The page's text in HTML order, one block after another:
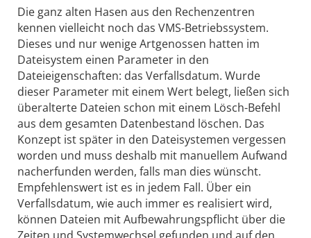
Die ganz alten Hasen aus den Rechenzentren
kennen vielleicht noch das VMS-Betriebssystem.
Dieses und nur wenige Artgenossen hatten im
Dateisystem einen Parameter in den
Dateieigenschaften: das Verfallsdatum. Wurde
dieser Parameter mit einem Wert belegt, ließen sich
überalterte Dateien schon mit einem Lösch-Befehl
aus dem gesamten Datenbestand löschen. Das
Konzept ist später in den Dateisystemen vergessen
worden und muss deshalb mit manuellem Aufwand
nacherfunden werden, falls man dies wünscht.
Empfehlenswert ist es in jedem Fall. Über ein
Verfallsdatum, wie auch immer es realisiert wird,
können Dateien mit Aufbewahrungspflicht über die